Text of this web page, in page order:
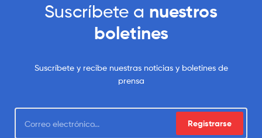
Suscríbete a nuestros
boletines
Suscríbete y recibe nuestras noticias y boletines de
prensa
Registrarse